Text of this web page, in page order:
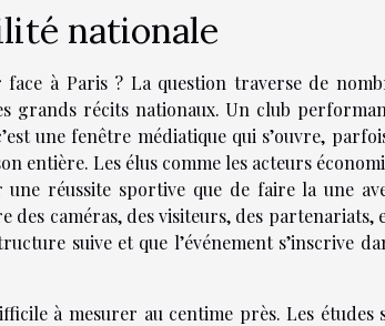
nationale
à Paris ? La question traverse de
grands récits nationaux. Un club
une fenêtre médiatique qui s’ouvre,
entière. Les élus comme les acteurs
réussite sportive que de faire la une
caméras, des visiteurs, des partenariats,
suive et que l’événement s’inscrive
à mesurer au centime près. Les études